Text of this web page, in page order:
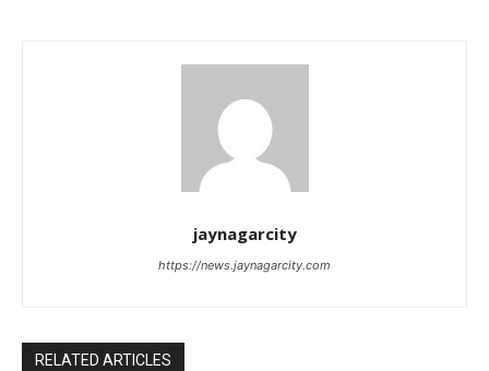
jaynagarcity
https://news.jaynagarcity.com
RELATED ARTICLES